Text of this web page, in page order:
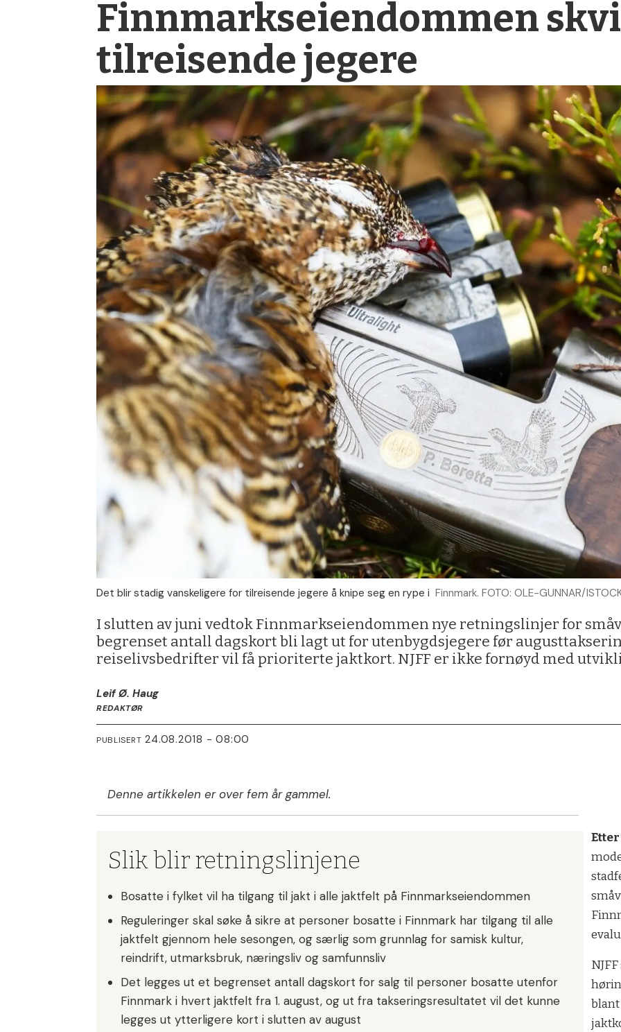
Finnmarks­eiendommen
tilreisende jegere
Det blir stadig vanskeligere for tilreisende jegere å knipe seg en rype i Finnmark. FOTO: OLE-GUNNAR/
I slutten av juni vedtok Finnmarkseiendommen nye retningslinjer for
begrenset antall dagskort bli lagt ut for utenbygdsjegere før
reiselivsbedrifter vil få prioriterte jaktkort. NJFF er ikke fornøyd med
Leif Ø. Haug
REDAKTØR
PUBLISERT 24.08.2018 - 08:00
Denne artikkelen er over fem år gammel.
Slik blir retningslinjene
Bosatte i fylket vil ha tilgang til jakt i alle jaktfelt på Finnmarkseiendommen
Reguleringer skal søke å sikre at personer bosatte i Finnmark har tilgang til alle
jaktfelt gjennom hele sesongen, og særlig som grunnlag for samisk kultur,
reindrift, utmarksbruk, næringsliv og samfunnsliv
Det legges ut et begrenset antall dagskort for salg til personer bosatte utenfor
Finnmark i hvert jaktfelt fra 1. august, og ut fra takseringsresultatet vil det kunne
legges ut ytterligere kort i slutten av august
Etter